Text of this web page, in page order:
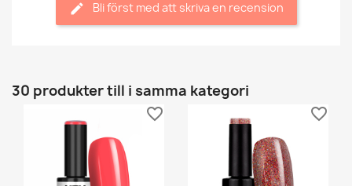
Bli först med att skriva en recension
30 produkter till i samma kategori
favorite_border favorite_border